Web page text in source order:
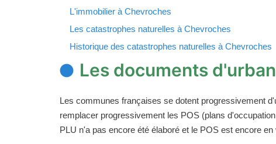
L'immobilier à Chevroches
Les catastrophes naturelles à Chevroches
Historique des catastrophes naturelles à Chevroches
Les documents
Les communes françaises se dotent progressivement
remplacer progressivement les POS (plans
PLU n'a pas encore été élaboré et le POS est encore en